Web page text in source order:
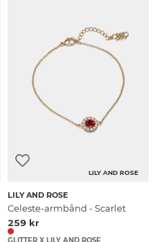
LILY AND ROSE
LILY AND ROSE
Celeste-armbånd - Scarlet
259 kr